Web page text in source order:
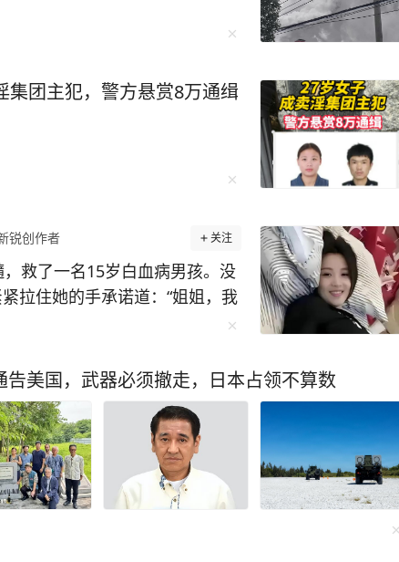
标和追求。不再被外界的声音所左右，不再为了迎合他
外界对他写作风格的质
力，获得了诺贝尔文学奖，让世界听到了中国文学的
章是说不完的，感兴趣的朋友不妨自己去翻阅《晚熟
人生智慧与阅历全然写在了书中，毫不吝啬地跟我们
我们传达了这样一个观点：这个世界没有灰色地带，
的人》作品里，
态和遭遇也融入了作品每一个故事都是世间百态的缩
一个阅读的人都能从中找到自身的影子，找到最初的
学奖评委马悦然都说：“莫
一个会讲故事的人并不一定会的诺贝尔奖，当莫言用魔
大胆地对人性的探索来讲故事后，他就成为了世界级
样才能感受到其中的趣味，收获到文字背后的魅力。
，只需花费不到一顿饭的钱，就能够获得诺贝尔奖获
活和工作中的各种难题，少走弯路。 再说了，阅
集团主犯，警方悬赏8万通缉
锐创作者 关注
救了一名15岁白血病男孩。没
拉住她的手承诺道：“姐姐，我
型成功了。 姑娘叫许艾
在一次无偿献血时了解到造血干
那时候她并没想
天真的会成为另一个人的希
对方只有15岁，正在与白血病
美国，武器必须撤走，日本占领不算数